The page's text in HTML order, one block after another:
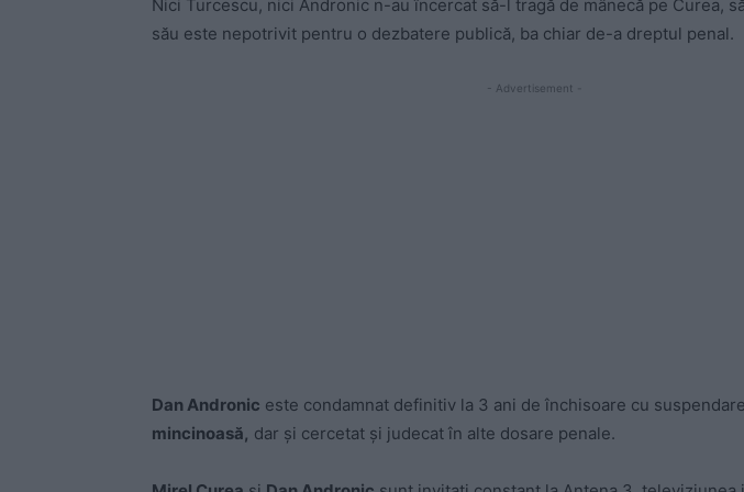
Nici Turcescu, nici Andronic n-au încercat să-l tragă de mânecă pe Curea,
său este nepotrivit pentru o dezbatere publică, ba chiar de-a dreptul penal.
- Advertisement -
Dan Andronic este condamnat definitiv la 3 ani de închisoare cu
mincinoasă, dar și cercetat și judecat în alte dosare penale.